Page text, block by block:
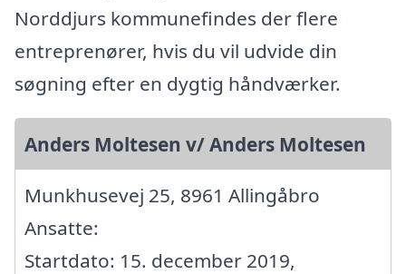
Norddjurs kommunefindes der flere
entreprenører, hvis du vil udvide din
søgning efter en dygtig håndværker.
Anders Moltesen v/ Anders Moltesen
Munkhusevej 25, 8961 Allingåbro
Ansatte:
Startdato: 15. december 2019,